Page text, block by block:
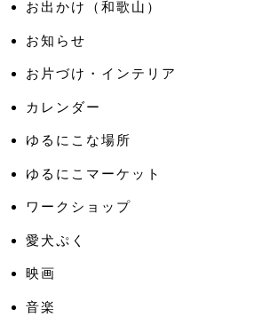
お出かけ（和歌山）
お知らせ
お片づけ・インテリア
カレンダー
ゆるにこな場所
ゆるにこマーケット
ワークショップ
愛犬ぷく
映画
音楽